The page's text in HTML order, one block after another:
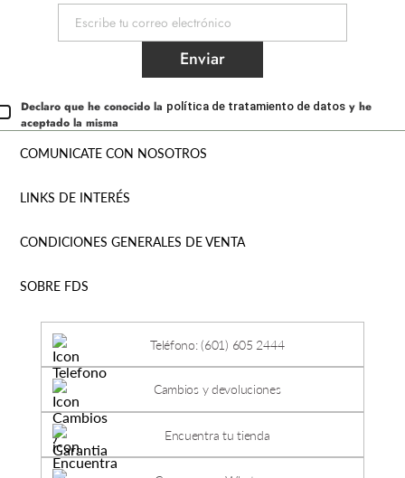
Enviar
Declaro que he conocido la política de tratamiento de datos y he
aceptado la misma
COMUNICATE CON NOSOTROS
LINKS DE INTERÉS
CONDICIONES GENERALES DE VENTA
SOBRE FDS
Teléfono: (601) 605 2444
Cambios y devoluciones
Encuentra tu tienda